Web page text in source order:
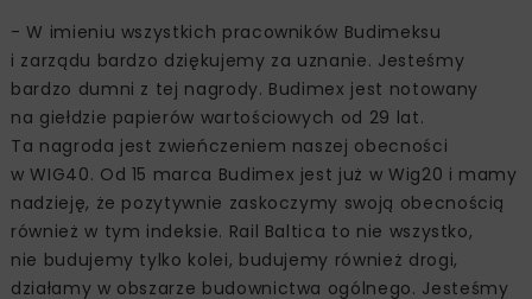
- W imieniu wszystkich pracowników Budimeksu
i zarządu bardzo dziękujemy za uznanie. Jesteśmy
bardzo dumni z tej nagrody. Budimex jest notowany
na giełdzie papierów wartościowych od 29 lat.
Ta nagroda jest zwieńczeniem naszej obecności
w WIG40. Od 15 marca Budimex jest już w Wig20 i mamy
nadzieję, że pozytywnie zaskoczymy swoją obecnością
również w tym indeksie. Rail Baltica to nie wszystko,
nie budujemy tylko kolei, budujemy również drogi,
działamy w obszarze budownictwa ogólnego. Jesteśmy